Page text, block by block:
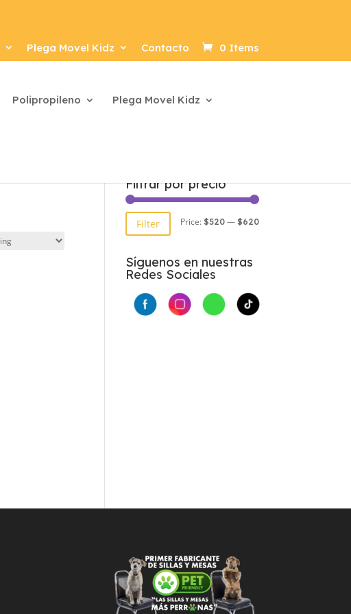
Plega Movel Kidz Contacto 0 Items
Polipropileno Plega Movel Kidz
Filtrar por precio
Min
Max
Filter Price: $520— $620
Síguenos en nuestras
Redes Sociales